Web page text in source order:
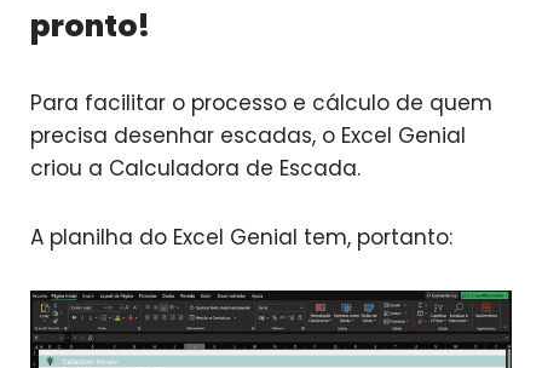
pronto!
Para facilitar o processo e cálculo de quem
precisa desenhar escadas, o Excel Genial
criou a Calculadora de Escada.
A planilha do Excel Genial tem, portanto: